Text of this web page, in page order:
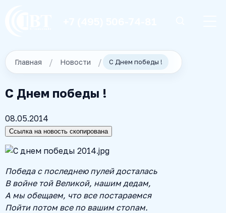
Главная Новости С Днем победы !
С Днем победы !
08.05.2014
Ссылка на новость скопирована
Победа с последнею пулей досталась
В войне той Великой, нашим дедам,
А мы обещаем, что все постараемся
Пойти потом все по вашим стопам.